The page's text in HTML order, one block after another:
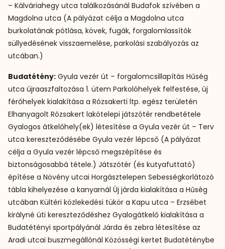
– Kálváriahegy utca találkozásánál Budafok szívében a
Magdolna utca (A pályázat célja a Magdolna utca
burkolatának pótlása, kövek, fugák, forgalomlassítók
süllyedésének visszaemelése, parkolási szabályozás az
utcában.)
Budatétény: Gyula vezér út – forgalomcsillapítás Hűség
utca újraaszfaltozása 1. ütem Parkolóhelyek felfestése, új
férőhelyek kialakítása a Rózsakerti ltp. egész területén
Elhanyagolt Rózsakert lakótelepi játszótér rendbetétele
Gyalogos átkelőhely(ek) létesítése a Gyula vezér út – Terv
utca kereszteződésébe Gyula vezér lépcső (A pályázat
célja a Gyula vezér lépcső megszépítése és
biztonságosabbá tétele.) Játszótér (és kutyafuttató)
építése a Növény utcai Horgásztelepen Sebességkorlátozó
tábla kihelyezése a kanyarnál Új járda kialakítása a Hűség
utcában Kültéri közlekedési tükör a Kapu utca – Erzsébet
királyné úti kereszteződéshez Gyalogátkelő kialakítása a
Budatétényi sportpályánál Járda és zebra létesítése az
Aradi utcai buszmegállónál Közösségi kertet Budatéténybe